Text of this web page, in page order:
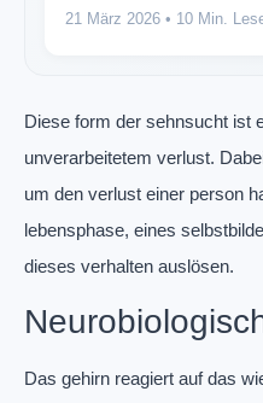
21 März 2026 • 10 Min.
Diese form der sehnsucht ist
unverarbeitetem verlust.
um den verlust einer person
lebensphase, eines
dieses verhalten auslösen.
Das gehirn reagiert auf das